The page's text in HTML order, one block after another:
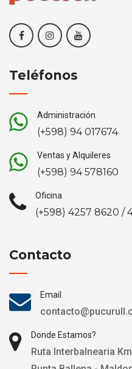
Teléfonos
Administración
(+598) 94 017674
Ventas y Alquileres
(+598) 94 578160
Oficina
(+598) 4257 8620 /
Contacto
Email
Donde Estamos?
Ruta Interbalnearia